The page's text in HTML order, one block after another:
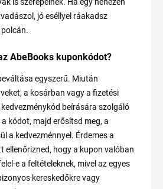
jó eséllyel ráakadsz
AbeBooks kuponkódot?
egyszerű. Miután
a kosárban vagy a fizetési
beírására szolgáló
kódot, majd erősítsd meg, a
a kedvezménnyel. Érdemes a
ellenőrizned, hogy a kupon valóban
e a feltételeknek, mivel az egyes
kereskedőkre vagy